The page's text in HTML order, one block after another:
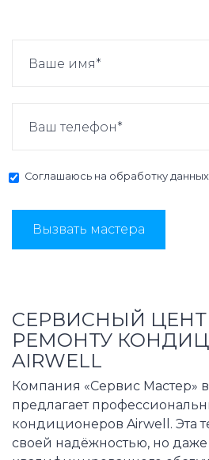
Соглашаюсь на обработку данных
Вызвать мастера
СЕРВИСНЫЙ
РЕМОНТУ
AIRWELL
Компания «Сервис Мастер»
предлагает
кондиционеров Airwell. Эта
своей надёжностью, но даже